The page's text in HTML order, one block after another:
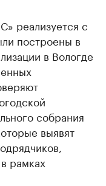
реализуется с
построены в
в Вологде
собрания
выявят
рамках